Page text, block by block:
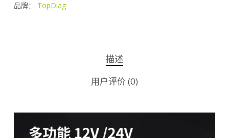
品牌： TopDiag
描述
用户评价 (0)